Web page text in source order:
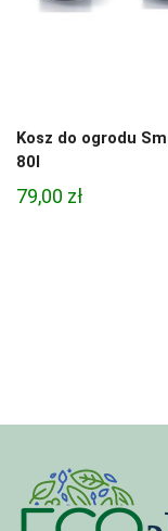
Kosz do ogrodu
80l
79,00 zł